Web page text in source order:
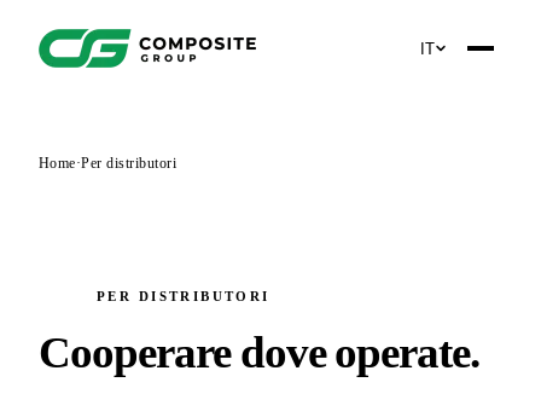
IT
Home·Per distributori
PER DISTRIBUTORI
Cooperare dove operate.